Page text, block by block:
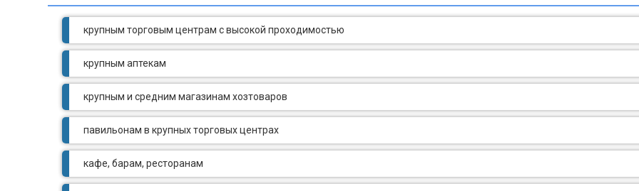
крупным торговым центрам с высокой проходимостью
крупным аптекам
крупным и средним магазинам хозтоваров
павильонам в крупных торговых центрах
кафе, барам, ресторанам